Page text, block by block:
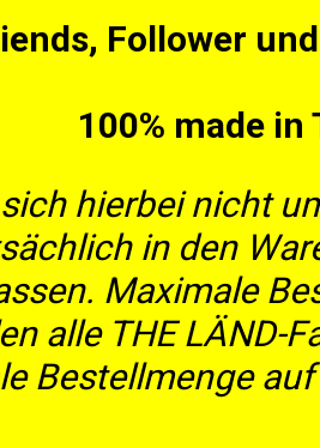
Follower
100% made in
hierbei nicht
in den
Maximale
alle THE LÄND-
Bestellmenge